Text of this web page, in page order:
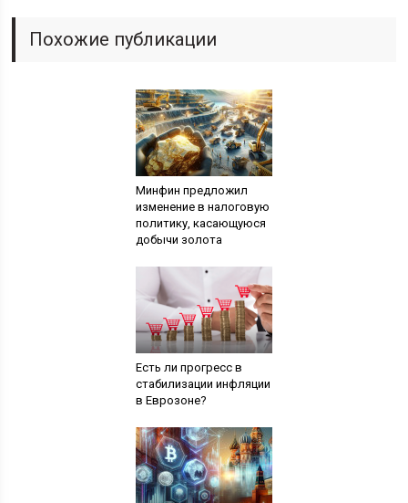
Похожие публикации
Минфин предложил
изменение в налоговую
политику, касающуюся
добычи золота
Есть ли прогресс в
стабилизации инфляции
в Еврозоне?